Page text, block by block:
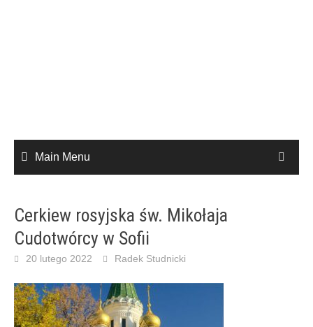
Main Menu
Cerkiew rosyjska św. Mikołaja
Cudotwórcy w Sofii
20 lutego 2022 Radek Studnicki